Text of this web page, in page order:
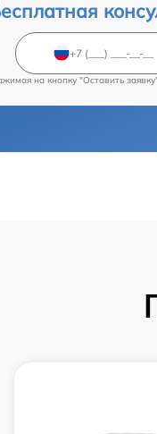
на кнопку "Оставить